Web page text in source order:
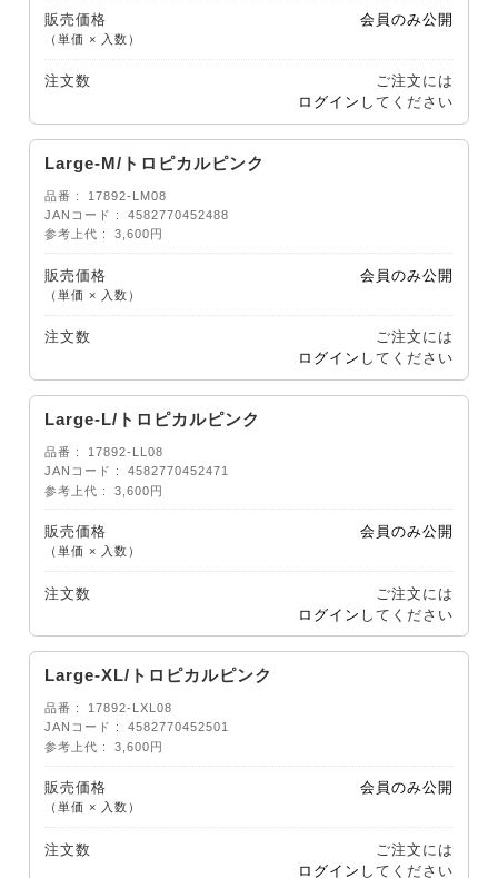
販売価格
（単価 × 入数）
会員のみ公開
注文数
ご注文には
ログイン してください
Large-M/トロピカルピンク
品番
17892-LM08
JANコード
4582770452488
参考上代
3,600円
販売価格
（単価 × 入数）
会員のみ公開
注文数
ご注文には
ログイン してください
Large-L/トロピカルピンク
品番
17892-LL08
JANコード
4582770452471
参考上代
3,600円
販売価格
（単価 × 入数）
会員のみ公開
注文数
ご注文には
ログイン してください
Large-XL/トロピカルピンク
品番
17892-LXL08
JANコード
4582770452501
参考上代
3,600円
販売価格
（単価 × 入数）
会員のみ公開
注文数
ご注文には
ログイン してください